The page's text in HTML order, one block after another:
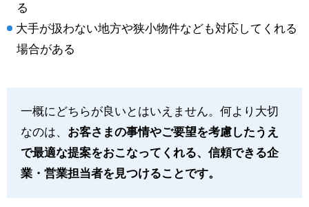
る
大手が扱わない地方や狭小物件なども対応してくれる
場合がある
一概にどちらが良いとはいえません。何より大切
なのは、 お客さまの事情やご要望を考慮したうえ
で最適な提案をおこなってくれる、信頼できる企
業・営業担当者を見つけることです。